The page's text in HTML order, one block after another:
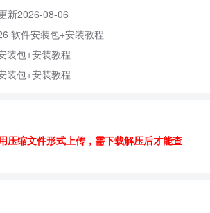
新2026-08-06
软件安装包+安装教程
装包+安装教程
装包+安装教程
压缩文件形式上传，需下载解压后才能查